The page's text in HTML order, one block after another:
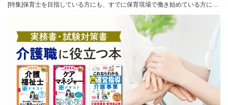
[特集]保育士を目指している方にも、すでに保育現場で働き始めている方に…